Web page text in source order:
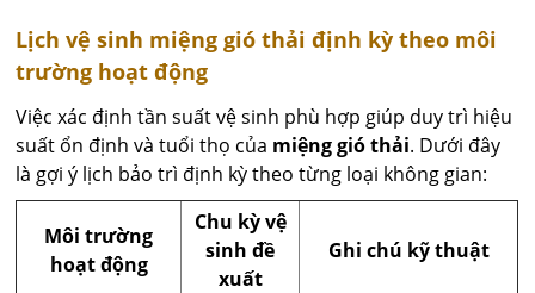
Lịch vệ sinh miệng gió thải định kỳ theo môi
trường hoạt động
Việc xác định tần suất vệ sinh phù hợp giúp duy trì hiệu
suất ổn định và tuổi thọ của miệng gió thải. Dưới đây
là gợi ý lịch bảo trì định kỳ theo từng loại không gian:
Môi trường
hoạt động
Chu kỳ vệ
sinh đề
xuất
Ghi chú kỹ thuật